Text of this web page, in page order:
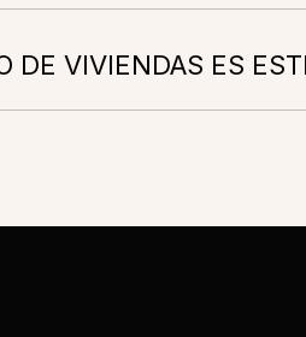
DE VIVIENDAS ES